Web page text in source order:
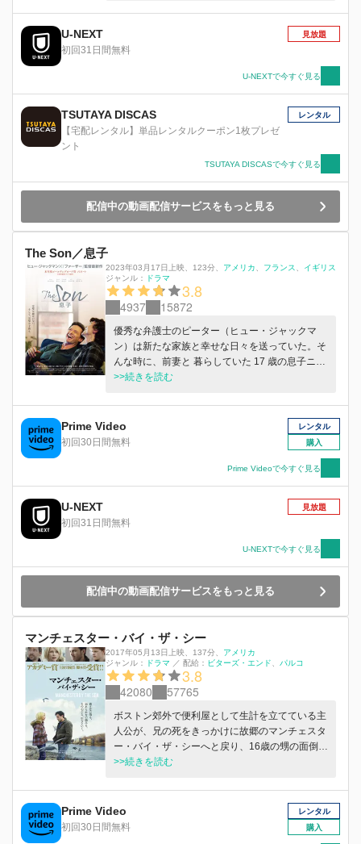
日、彼は息子と過ごす予定だったが、急な往診で
キャンセルになる。しかしその日の午後、息子は
出かけたダイビングで溺死してしまう。
U-NEXT
初回31日間無料
見放題
U-NEXTで今すぐ見る
TSUTAYA DISCAS
【宅配レンタル】単品レンタルクーポン1枚プレゼ
ント
レンタル
TSUTAYA DISCASで今すぐ見る
配信中の動画配信サービスをもっと見る
The Son／息子
2023年03月17日上映 123分 アメリカ フランス
イギリス
ジャンル：
ドラマ
3.8
4937 15872
優秀な弁護士のピーター（ヒュー・ジャックマ
ン）は新たな家族と幸せな日々を送っていた。そ
んな時に、前妻と 暮らしていた 17 歳の息子ニコ
ラス（ゼン・マクグラス）が、ピーターのもとに
え、絶望の淵にいたのだ。ピーターは息子を受け
入れ生活を始めるが……。
>>続きを読む
Prime Video
初回30日間無料
レンタル
購入
Prime Videoで今すぐ見る
U-NEXT
初回31日間無料
見放題
U-NEXTで今すぐ見る
配信中の動画配信サービスをもっと見る
マンチェスター・バイ・ザ・シー
2017年05月13日上映 137分
アメリカ
ジャンル：
ドラマ ／ 配給： ビターズ・エンド パルコ
3.8
42080 57765
ボストン郊外で便利屋として生計を立てている主
人公が、兄の死をきっかけに故郷のマンチェスタ
ー・バイ・ザ・シーへと戻り、16歳の甥の面倒を
見ながら過去の悲劇と向き合っていく―。
>>続きを読む
Prime Video
初回30日間無料
レンタル
購入